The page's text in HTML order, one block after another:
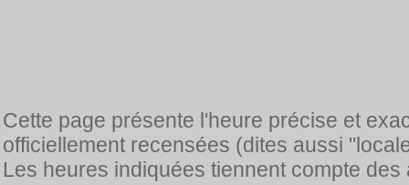
Cette page présente l'heure précise et
officiellement recensées (dites aussi
Les heures indiquées tiennent compte